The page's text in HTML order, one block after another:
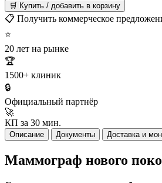
🛒 Купить / добавить в корзину
📋 Получить коммерческое
⭐
20 лет на рынке
🏆
1500+ клиник
🔒
Официальный партнёр
🚀
КП за 30 мин.
Описание Документы Доставка и
Маммограф нового